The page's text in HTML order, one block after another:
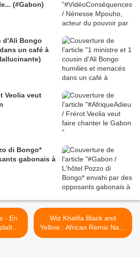
(#Gabon)
d'Ali Bongo
un café à
Veolia veut
di Bongo*
gabonais à
Pen
Wiz Khalifa Black and
Yellow : African Remix Naija
Boyz Nigerian Nigeria